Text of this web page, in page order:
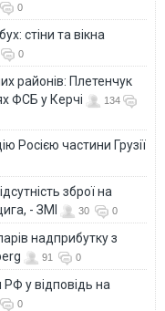
0
стіни та вікна
0
районів: Плетенчук
ФСБ у Керчі
134
Росією частини Грузії
зброї на
- ЗМІ
30 0
надприбутку з
91 0
РФ у відповідь на
0